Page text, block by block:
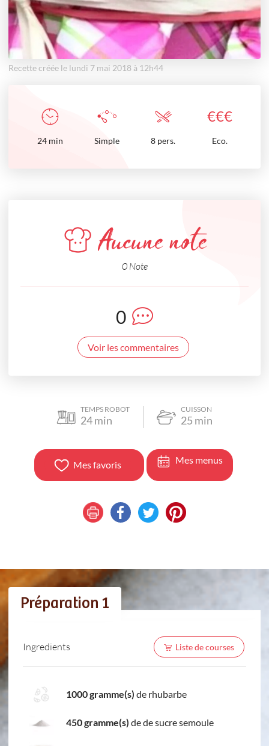
Recette créée le lundi 7 mai 2018 à 12h44
€€€
24 min Simple 8 pers. Eco.
Aucune note
0 Note
0
Voir les commentaires
TEMPS ROBOT
24min
CUISSON
25 min
Mes favoris Mes menus
Préparation 1
Ingredients Liste de courses
1000 gramme(s) de rhubarbe
450 gramme(s) de de sucre semoule